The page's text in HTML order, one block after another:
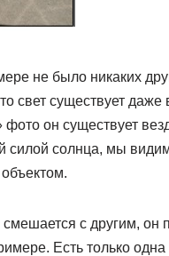
не было никаких
свет существует даже
он существует
солнца, мы видим
с другим, он
Есть только